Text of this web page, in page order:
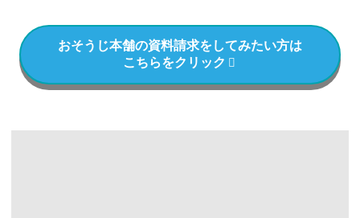
おそうじ本舗の資料請求をしてみたい方は
こちらをクリック